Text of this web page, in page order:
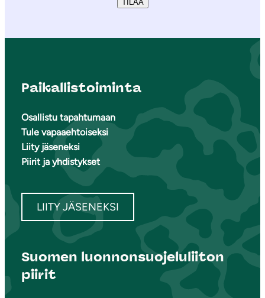
TILAA
Paikallistoiminta
Osallistu tapahtumaan
Tule vapaaehtoiseksi
Liity jäseneksi
Piirit ja yhdistykset
LIITY JÄSENEKSI
Suomen luonnonsuojeluliiton
piirit